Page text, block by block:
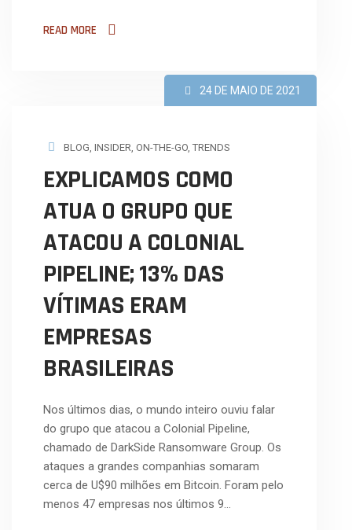
READ MORE
24 DE MAIO DE 2021
BLOG, INSIDER, ON-THE-GO, TRENDS
EXPLICAMOS COMO
ATUA O GRUPO QUE
ATACOU A COLONIAL
PIPELINE; 13% DAS
VÍTIMAS ERAM
EMPRESAS
BRASILEIRAS
Nos últimos dias, o mundo inteiro ouviu falar
do grupo que atacou a Colonial Pipeline,
chamado de DarkSide Ransomware Group. Os
ataques a grandes companhias somaram
cerca de U$90 milhões em Bitcoin. Foram pelo
menos 47 empresas nos últimos 9…